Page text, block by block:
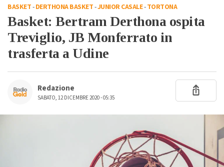
BASKET-DERTHONA BASKET-JUNIOR CASALE-TORTONA
Basket: Bertram Derthona ospita
Treviglio, JB Monferrato in
trasferta a Udine
Redazione
SABATO, 12 DICEMBRE 2020 - 05:35